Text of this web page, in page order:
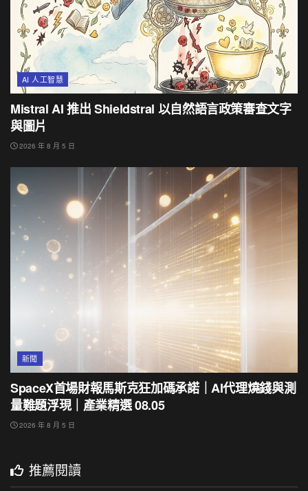
AI 人工智慧
Mistral AI 推出 Shieldstral 以自然語言政策審查文字
與圖片
2026 年 8 月 5 日
新聞
SpaceX首場財報馬斯克狂加碼承諾｜AI代理燒錢與測
量難題浮現｜產業精選 08.05
2026 年 8 月 5 日
推薦閱讀